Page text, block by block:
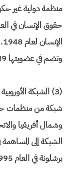
منظمة دولية غير
حقوق الإنسان في
وتضم في عضويتها 89 منظمة في جميع أنحاء العالم.
(3) الشبكة الأوروبية المتوسطية لحقوق الإنسان
شبكة من منظمات
الشبكة إلى
برشلونة في العام 1995.